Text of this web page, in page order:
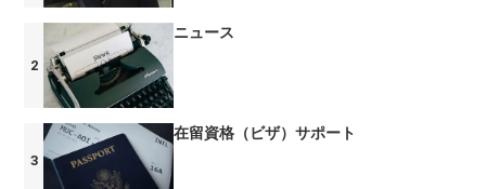
ニュース
在留資格（ビザ）サポート